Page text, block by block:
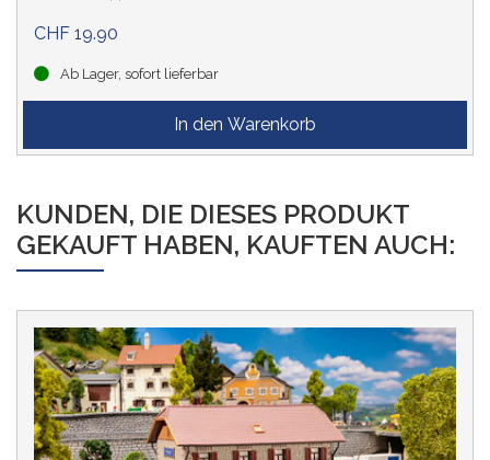
CHF 19.90
Ab Lager, sofort lieferbar
KUNDEN, DIE DIESES PRODUKT
GEKAUFT HABEN, KAUFTEN AUCH: